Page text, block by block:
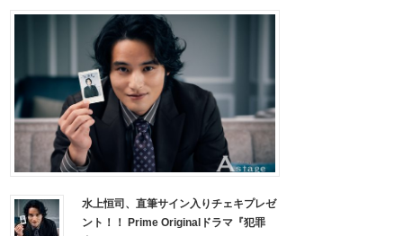
水上恒司、直筆サイン入りチェキプレゼ
ント！！ Prime Originalドラマ『犯罪